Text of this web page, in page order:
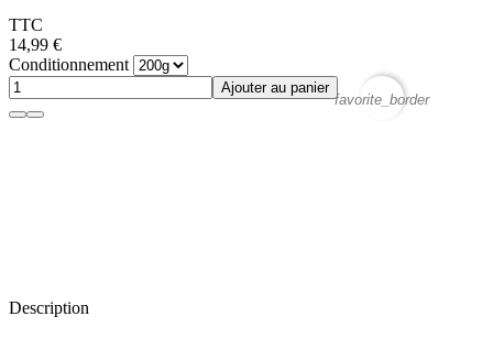
TTC
14,99 €
Conditionnement
Ajouter au panier
favorite_border
Description